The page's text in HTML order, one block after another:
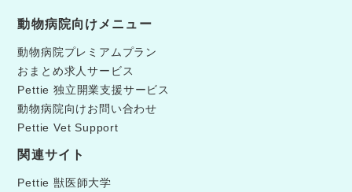
動物病院向けメニュー
動物病院プレミアムプラン
おまとめ求人サービス
Pettie 独立開業支援サービス
動物病院向けお問い合わせ
Pettie Vet Support
関連サイト
Pettie 獣医師大学